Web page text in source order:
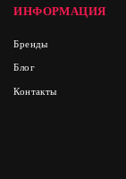
ИНФОРМАЦИЯ
Бренды
Блог
Контакты